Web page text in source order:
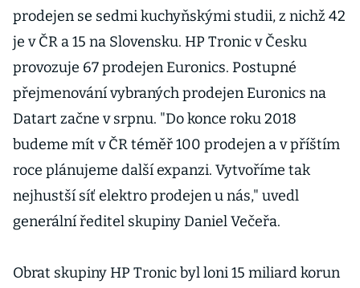
prodejen se sedmi kuchyňskými studii, z nichž 42
je v ČR a 15 na Slovensku. HP Tronic v Česku
provozuje 67 prodejen Euronics. Postupné
přejmenování vybraných prodejen Euronics na
Datart začne v srpnu. "Do konce roku 2018
budeme mít v ČR téměř 100 prodejen a v příštím
roce plánujeme další expanzi. Vytvoříme tak
nejhustší síť elektro prodejen u nás," uvedl
generální ředitel skupiny Daniel Večeřa.
Obrat skupiny HP Tronic byl loni 15 miliard korun